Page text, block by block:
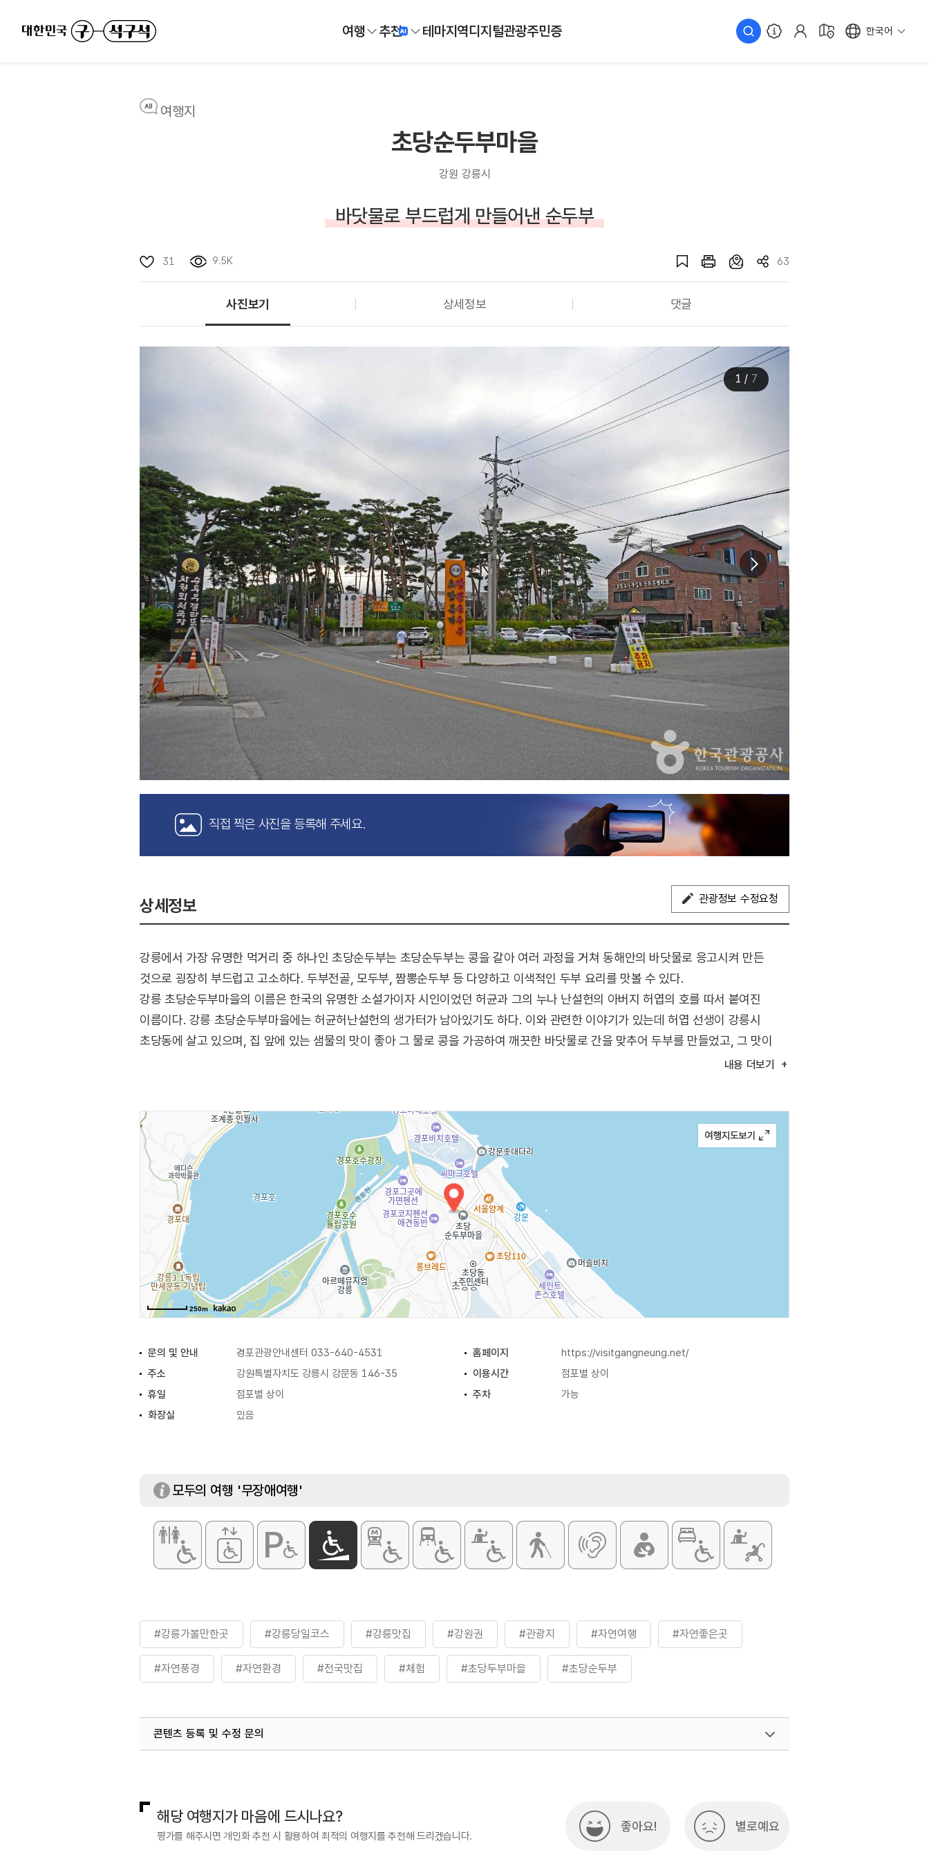
여행 추천 테마지역디지털관광주민증 한국어
여행지
초당순두부마을
강원 강릉시
바닷물로 부드럽게 만들어낸 순두부
31 9.5K 63
사진보기 상세정보 댓글
1 / 7
직접 찍은 사진을 등록해 주세요.
상세정보 관광정보 수정요청
강릉에서 가장 유명한 먹거리 중 하나인 초당순두부는 초당순두부는 콩을 갈아 여러 과정을 거쳐 동해안의 바닷물로 응고시켜 만든
것으로 굉장히 부드럽고 고소하다. 두부전골, 모두부, 짬뽕순두부 등 다양하고 이색적인 두부 요리를 맛볼 수 있다.
강릉 초당순두부마을의 이름은 한국의 유명한 소설가이자 시인이었던 허균과 그의 누나 난설헌의 아버지 허엽의 호를 따서 붙여진
이름이다. 강릉 초당순두부마을에는 허균허난설헌의 생가터가 남아있기도 하다. 이와 관련한 이야기가 있는데 허엽 선생이 강릉시
초당동에 살고 있으며, 집 앞에 있는 샘물의 맛이 좋아 그 물로 콩을 가공하여 깨끗한 바닷물로 간을 맞추어 두부를 만들었고, 그 맛이
내용 더보기
250m
문의 및 안내 경포관광안내센터 033-640-4531 홈페이지
https://visitgangneung.net/
주소
강원특별자치도 강릉시 강문동 146-35 이용시간
점포별 상이
휴일
점포별 상이 주차
가능
화장실
있음
모두의 여행 '무장애여행'
#강릉가볼만한곳 #강릉당일코스 #강릉맛집 #강원권 #관광지 #자연여행 #자연좋은곳
#자연풍경 #자연환경 #전국맛집 #체험 #초당두부마을 #초당순두부
콘텐츠 등록 및 수정 문의
해당 여행지가 마음에 드시나요?
평가를 해주시면 개인화 추천 시 활용하여 최적의 여행지를 추천해 드리겠습니다.
좋아요! 별로예요